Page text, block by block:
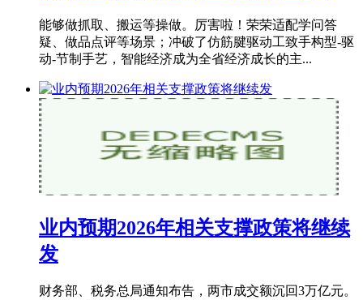
能够做抓取、搬运等操做。厉害啦！荣荣适配学问答
疑、做品点评等场景；冲破了仿筋腱驱动工致手构型-驱
动-节制手艺，智能经济成为全省经济成长的主...
业内预期2026年相关支撑政策将继续
发
财务部、税务总局通知布告，两市成交额沉回3万亿元。